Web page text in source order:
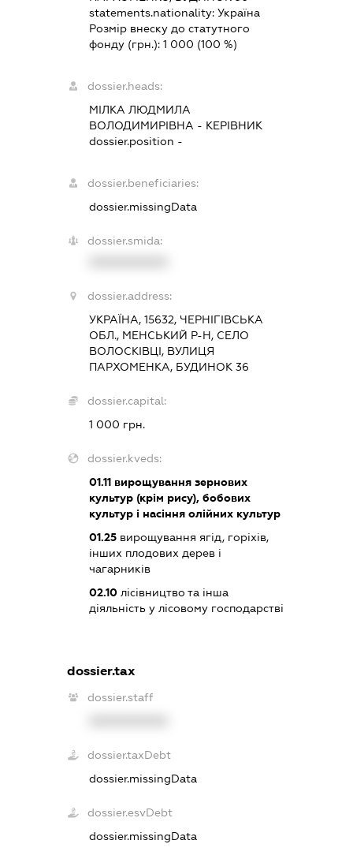
statements.nationality:Україна
Розмір внеску до статутного
фонду (грн.):1 000 (100 %)
dossier.heads:
МІЛКА ЛЮДМИЛА
ВОЛОДИМИРІВНА - КЕРІВНИК
dossier.position -
dossier.beneficiaries:
dossier.missingData
dossier.smida:
dossier.address:
УКРАЇНА, 15632, ЧЕРНІГІВСЬКА
ОБЛ., МЕНСЬКИЙ Р-Н, СЕЛО
ВОЛОСКІВЦІ, ВУЛИЦЯ
ПАРХОМЕНКА, БУДИНОК 36
dossier.capital:
1 000 грн.
dossier.kveds:
01.11 вирощування зернових
культур (крім рису), бобових
культур і насіння олійних культур
01.25 вирощування ягід, горіхів,
інших плодових дерев і
чагарників
02.10 лісівництво та інша
діяльність у лісовому господарстві
dossier.tax
dossier.staff
dossier.taxDebt
dossier.missingData
dossier.esvDebt
dossier.missingData